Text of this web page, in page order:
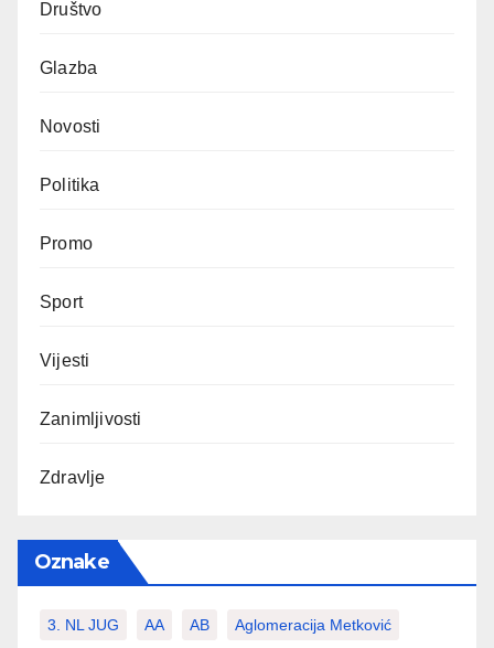
Društvo
Glazba
Novosti
Politika
Promo
Sport
Vijesti
Zanimljivosti
Zdravlje
Oznake
3. NL JUG AA AB Aglomeracija Metković